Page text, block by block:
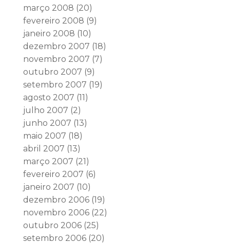
março 2008 (20)
fevereiro 2008 (9)
janeiro 2008 (10)
dezembro 2007 (18)
novembro 2007 (7)
outubro 2007 (9)
setembro 2007 (19)
agosto 2007 (11)
julho 2007 (2)
junho 2007 (13)
maio 2007 (18)
abril 2007 (13)
março 2007 (21)
fevereiro 2007 (6)
janeiro 2007 (10)
dezembro 2006(19)
novembro 2006(22)
outubro 2006(25)
setembro 2006(20)